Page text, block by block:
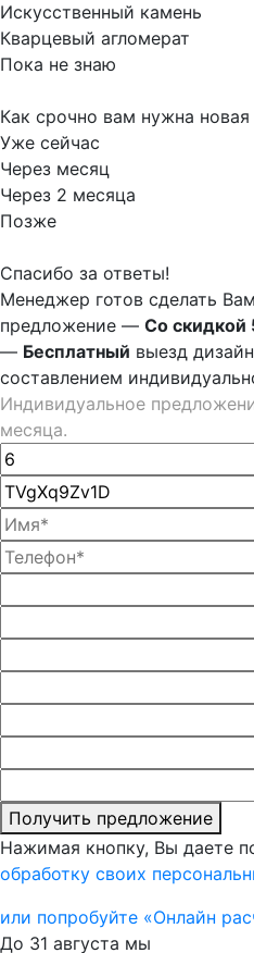
Искусственный камень
Кварцевый агломерат
Пока не знаю
Как срочно вам нужна новая
Уже сейчас
Через месяц
Через 2 месяца
Позже
Спасибо за ответы!
Менеджер готов сделать Вам
предложение — Со скидкой
— Бесплатный выезд
составлением
Индивидуальное
месяца.
Получить предложение
Нажимая кнопку, Вы даете
обработку своих
или попробуйте «Онлайн
До 31 августа мы